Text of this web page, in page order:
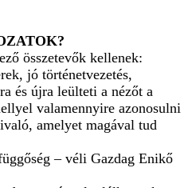
összetevők kellenek:
jó történetvezetés,
és újra leülteti a nézőt a
valamennyire azonosulni
amelyet magával tud
– véli Gazdag Enikő